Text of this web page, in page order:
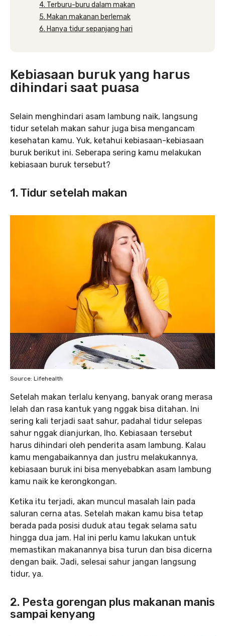
4. Terburu-buru dalam makan
5. Makan makanan berlemak
6. Hanya tidur sepanjang hari
Kebiasaan buruk yang harus
dihindari saat puasa
Selain menghindari asam lambung naik, langsung
tidur setelah makan sahur juga bisa mengancam
kesehatan kamu. Yuk, ketahui kebiasaan-kebiasaan
buruk berikut ini. Seberapa sering kamu melakukan
kebiasaan buruk tersebut?
1. Tidur setelah makan
Source: Lifehealth
Setelah makan terlalu kenyang, banyak orang merasa
lelah dan rasa kantuk yang nggak bisa ditahan. Ini
sering kali terjadi saat sahur, padahal tidur selepas
sahur nggak dianjurkan, lho. Kebiasaan tersebut
harus dihindari oleh penderita asam lambung. Kalau
kamu mengabaikannya dan justru melakukannya,
kebiasaan buruk ini bisa menyebabkan asam lambung
kamu naik ke kerongkongan.
Ketika itu terjadi, akan muncul masalah lain pada
saluran cerna atas. Setelah makan kamu bisa tetap
berada pada posisi duduk atau tegak selama satu
hingga dua jam. Hal ini perlu kamu lakukan untuk
memastikan makanannya bisa turun dan bisa dicerna
dengan baik. Jadi, selesai sahur jangan langsung
tidur, ya.
2. Pesta gorengan plus makanan manis
sampai kenyang